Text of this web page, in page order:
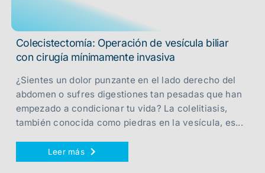
Colecistectomía: Operación de vesícula biliar
con cirugía mínimamente invasiva
¿Sientes un dolor punzante en el lado derecho del
abdomen o sufres digestiones tan pesadas que han
empezado a condicionar tu vida? La colelitiasis,
también conocida como piedras en la vesícula, es...
Leer más